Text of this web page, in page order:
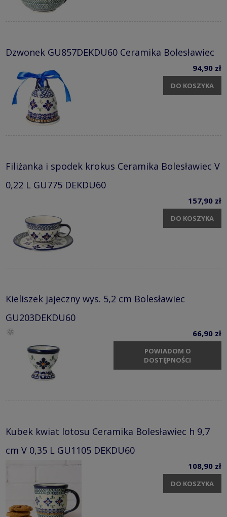
Dzwonek GU857DEKDU60 Ceramika Bolesławiec
94,90 zł
DO KOSZYKA
Filiżanka i spodek krokus Ceramika Bolesławiec V
0,22 L GU775 DEKDU60
157,90 zł
DO KOSZYKA
Kieliszek jajeczny wys. 5,2 cm Bolesławiec
GU203DEKDU60
66,90 zł
POWIADOM O
DOSTĘPNOŚCI
Kubek kwiat lotosu Ceramika Bolesławiec h 9,7
cm V 0,35 L GU1105 DEKDU60
108,90 zł
DO KOSZYKA